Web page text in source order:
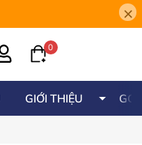
×
0
GIỚI THIỆU